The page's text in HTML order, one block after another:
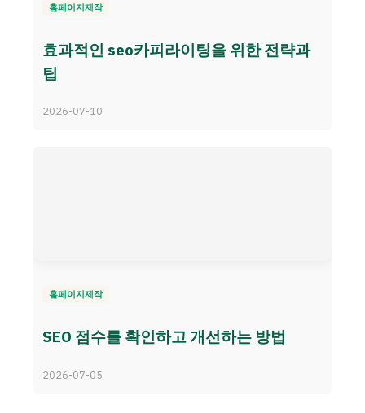
홈페이지제작
효과적인 seo카피라이팅을 위한 전략과
팁
2026-07-10
홈페이지제작
SEO 점수를 확인하고 개선하는 방법
2026-07-05